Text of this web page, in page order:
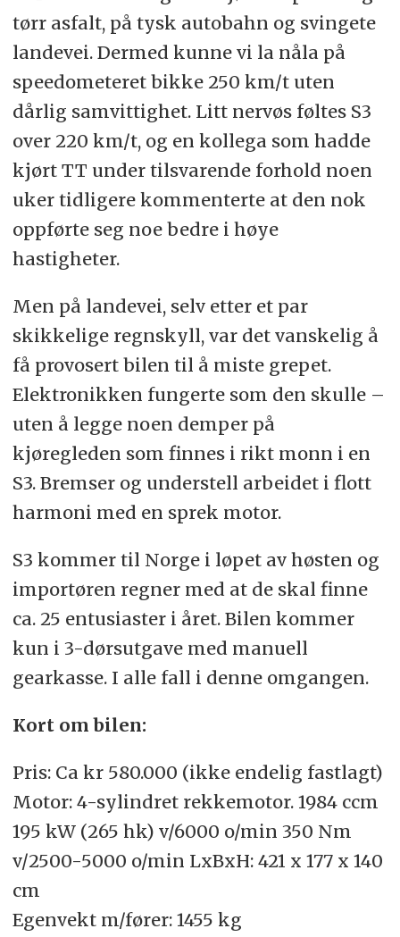
tørr asfalt, på tysk autobahn og svingete
landevei. Dermed kunne vi la nåla på
speedometeret bikke 250 km/t uten
dårlig samvittighet. Litt nervøs føltes S3
over 220 km/t, og en kollega som hadde
kjørt TT under tilsvarende forhold noen
uker tidligere kommenterte at den nok
oppførte seg noe bedre i høye
hastigheter.
Men på landevei, selv etter et par
skikkelige regnskyll, var det vanskelig å
få provosert bilen til å miste grepet.
Elektronikken fungerte som den skulle –
uten å legge noen demper på
kjøregleden som finnes i rikt monn i en
S3. Bremser og understell arbeidet i flott
harmoni med en sprek motor.
S3 kommer til Norge i løpet av høsten og
importøren regner med at de skal finne
ca. 25 entusiaster i året. Bilen kommer
kun i 3-dørsutgave med manuell
gearkasse. I alle fall i denne omgangen.
Kort om bilen:
Pris: Ca kr 580.000 (ikke endelig fastlagt)
Motor: 4-sylindret rekkemotor. 1984 ccm
195 kW (265 hk) v/6000 o/min 350 Nm
v/2500-5000 o/min LxBxH: 421 x 177 x 140
cm
Egenvekt m/fører: 1455 kg